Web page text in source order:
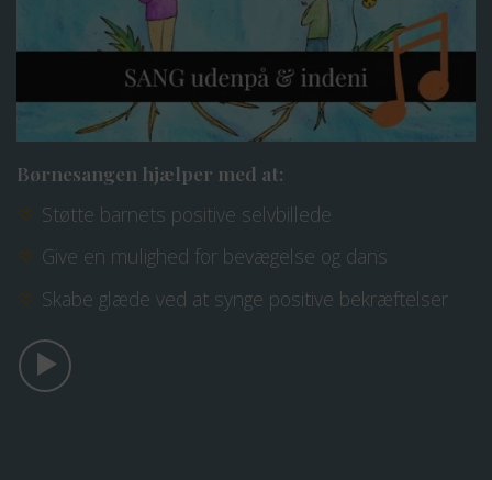
Børnesangen hjælper med at:
Støtte barnets positive selvbillede
Give en mulighed for bevægelse og dans
Skabe glæde ved at synge positive bekræftelser